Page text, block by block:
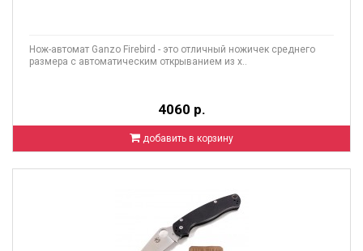
Нож-автомат Ganzo Firebird - это отличный ножичек среднего
размера с автоматическим открыванием из х..
4060 р.
добавить в корзину